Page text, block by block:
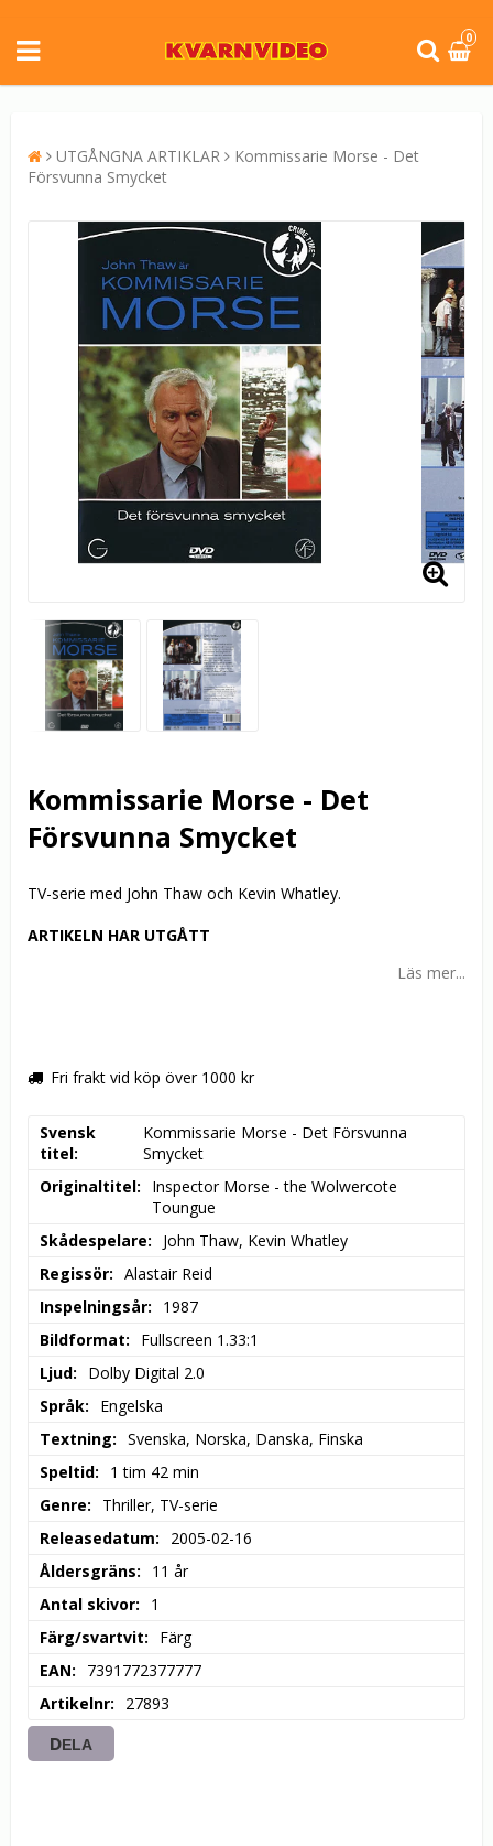
0
UTGÅNGNA ARTIKLAR
Kommissarie Morse - Det
Försvunna Smycket
Kommissarie Morse - Det
Försvunna Smycket
TV-serie med John Thaw och Kevin Whatley.
ARTIKELN HAR UTGÅTT
Läs mer...
Fri frakt vid köp över 1000 kr
Svensk
titel
Kommissarie Morse - Det Försvunna
Smycket
Originaltitel
Inspector Morse - the Wolwercote
Toungue
Skådespelare
John Thaw, Kevin Whatley
Regissör
Alastair Reid
Inspelningsår
1987
Bildformat
Fullscreen 1.33:1
Ljud
Dolby Digital 2.0
Språk
Engelska
Textning
Svenska, Norska, Danska, Finska
Speltid
1 tim 42 min
Genre
Thriller, TV-serie
Releasedatum
2005-02-16
Åldersgräns
11 år
Antal skivor
1
Färg/svartvit
Färg
EAN
7391772377777
Artikelnr
27893
DELA